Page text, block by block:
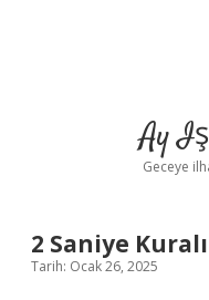
Ay
Geceye
2 Saniye
Tarih: Ocak 26, 2025